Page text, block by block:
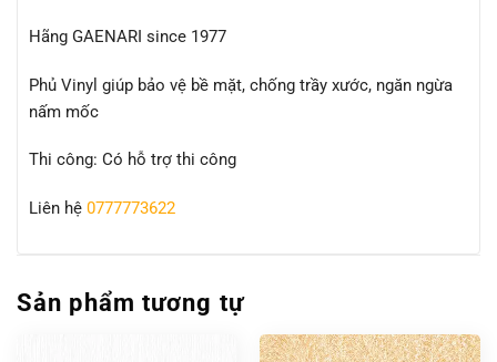
Hãng GAENARI since 1977
Phủ Vinyl giúp bảo vệ bề mặt, chống trầy xước, ngăn ngừa
nấm mốc
Thi công: Có hỗ trợ thi công
Liên hệ 0777773622
Sản phẩm tương tự